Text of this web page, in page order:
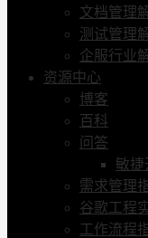
文档管理
测试管理
企服行业
资源中心
博客
百科
问答
敏捷
需求管理
谷歌工程
工作流程